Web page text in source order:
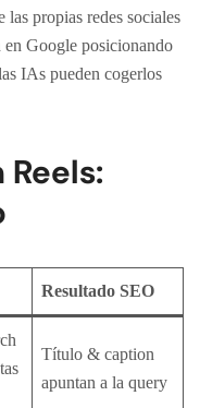
propias redes sociales
en Google posicionando
IAs pueden cogerlos
Resultado SEO
Título & caption
apuntan a la query